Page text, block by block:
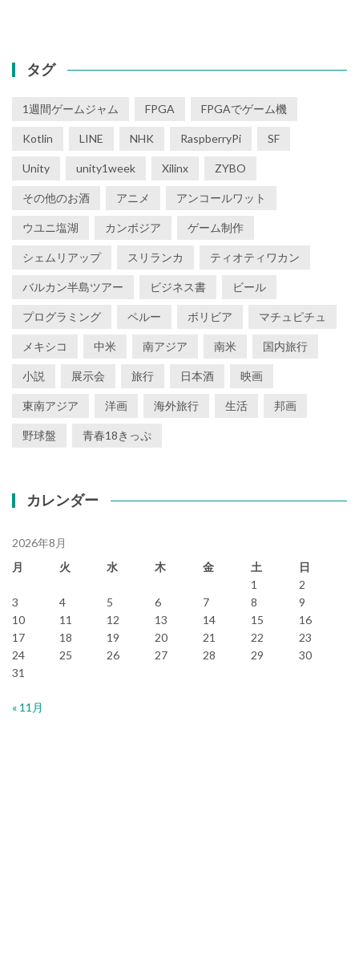
タグ
1週間ゲームジャム FPGA FPGAでゲーム機
Kotlin LINE NHK RaspberryPi SF
Unity unity1week Xilinx ZYBO
その他のお酒 アニメ アンコールワット
ウユニ塩湖 カンボジア ゲーム制作
シェムリアップ スリランカ ティオティワカン
バルカン半島ツアー ビジネス書 ビール
プログラミング ペルー ボリビア マチュピチュ
メキシコ 中米 南アジア 南米 国内旅行
小説 展示会 旅行 日本酒 映画
東南アジア 洋画 海外旅行 生活 邦画
野球盤 青春18きっぷ
カレンダー
2026年8月
月
火 水 木 金 土
日
1
2
3
4 5 6 7 8
9
10
11 12 13 14 15
16
17
18 19 20 21 22
23
24
25 26 27 28 29
30
31
« 11月